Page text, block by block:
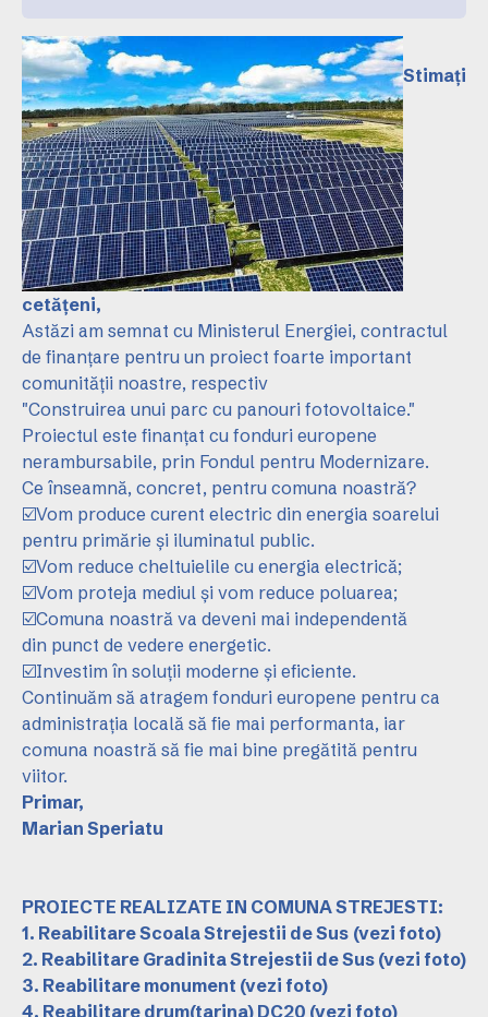
Stimați
cetățeni,
Astăzi am semnat cu Ministerul Energiei, contractul
de finanțare pentru un proiect foarte important
comunității noastre, respectiv
"Construirea unui parc cu panouri fotovoltaice."
Proiectul este finanțat cu fonduri europene
nerambursabile, prin Fondul pentru Modernizare.
Ce înseamnă, concret, pentru comuna noastră?
☑️Vom produce curent electric din energia soarelui
pentru primărie și iluminatul public.
☑️Vom reduce cheltuielile cu energia electrică;
☑️Vom proteja mediul și vom reduce poluarea;
☑️Comuna noastră va deveni mai independentă
din punct de vedere energetic.
☑️Investim în soluții moderne și eficiente.
Continuăm să atragem fonduri europene pentru ca
administrația locală să fie mai performanta, iar
comuna noastră să fie mai bine pregătită pentru
viitor.
Primar,
Marian Speriatu
PROIECTE REALIZATE IN COMUNA STREJESTI:
1. Reabilitare Scoala Strejestii de Sus (vezi foto)
2. Reabilitare Gradinita Strejestii de Sus (vezi foto)
3. Reabilitare monument (vezi foto)
4. Reabilitare drum(tarina) DC20 (vezi foto)